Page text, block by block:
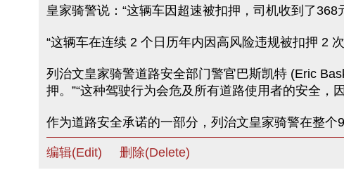
皇家骑警说：“这辆车因超速被扣押，司机收到了
“这辆车在连续 2 个日历年内因高风险违规被扣押 2
列治文皇家骑警道路安全部门警官巴斯凯特 (Eric
押。”“这种驾驶行为会危及所有道路使用者的安全，
作为道路安全承诺的一部分，列治文皇家骑警在整个
编辑(Edit) 删除(Delete)